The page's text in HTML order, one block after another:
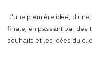
D'une première idée,
finale, en passant par des
souhaits et les idées du